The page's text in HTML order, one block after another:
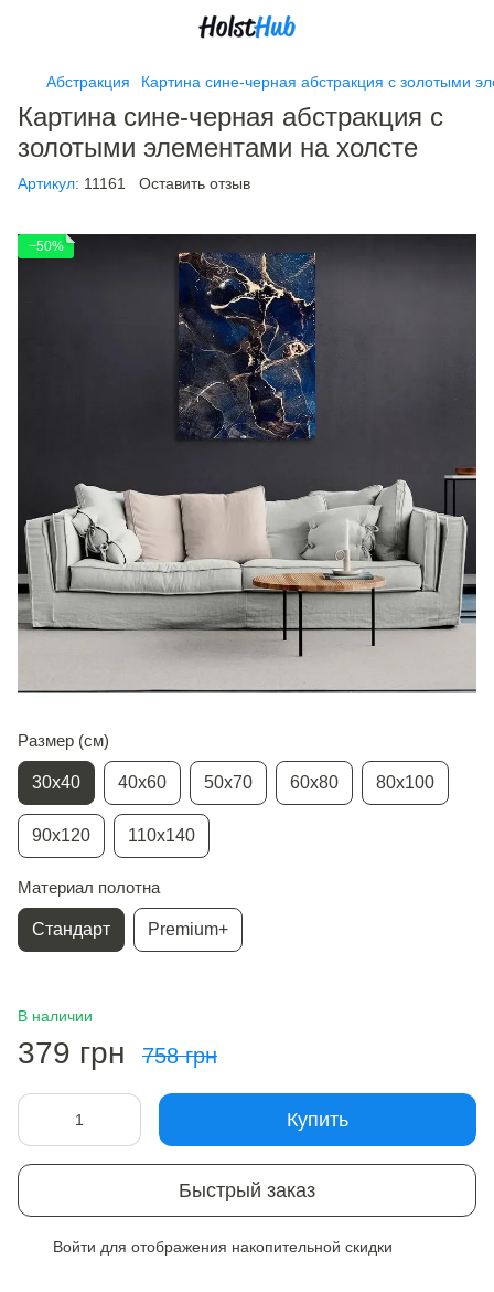
Абстракция Картина сине-черная абстракция с золотыми
Картина сине-черная абстракция с
золотыми элементами на холсте
Артикул: 11161 Оставить отзыв
−50%
Размер (см)
30х40 40х60 50х70 60х80 80х100
90х120 110х140
Материал полотна
Стандарт Premium+
В наличии
379 грн 758 грн
Купить
Быстрый заказ
Войти для отображения накопительной скидки